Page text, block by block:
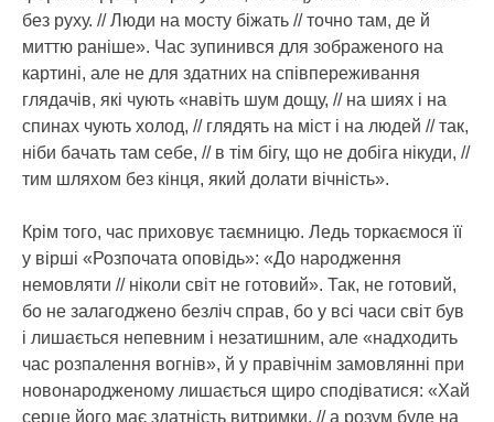
без руху. // Люди на мосту біжать // точно там, де й
миттю раніше». Час зупинився для зображеного на
картині, але не для здатних на співпереживання
глядачів, які чують «навіть шум дощу, // на шиях і на
спинах чують холод, // глядять на міст і на людей // так,
ніби бачать там себе, // в тім бігу, що не добіга нікуди, //
тим шляхом без кінця, який долати вічність».
Крім того, час приховує таємницю. Ледь торкаємося її
у вірші «Розпочата оповідь»: «До народження
немовляти // ніколи світ не готовий». Так, не готовий,
бо не залагоджено безліч справ, бо у всі часи світ був
і лишається непевним і незатишним, але «надходить
час розпалення вогнів», й у правічнім замовлянні при
новонародженому лишається щиро сподіватися: «Хай
серце його має здатність витримки, // а розум буде на